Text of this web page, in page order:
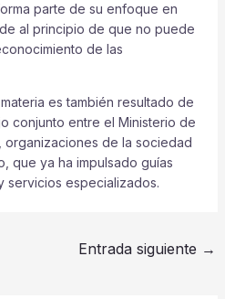
parte de su enfoque en
al principio de que no puede
de las
es también resultado de
conjunto entre el Ministerio de
organizaciones de la sociedad
que ya ha impulsado guías
servicios especializados.
Entrada siguiente →